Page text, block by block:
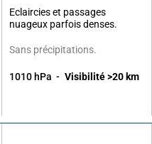
Eclaircies et passages
nuageux parfois denses.
Sans précipitations.
1010 hPa Visibilité >20 km